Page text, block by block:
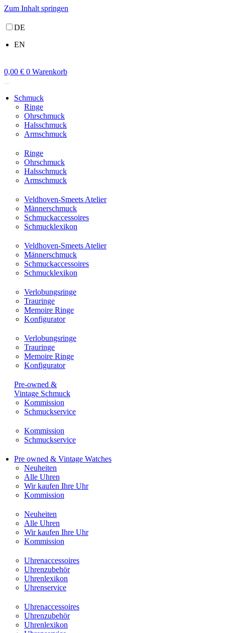
Zum Inhalt springen
DE
EN
0,00 € 0 Warenkorb
Schmuck
Ringe
Ohrschmuck
Halsschmuck
Armschmuck
Ringe
Ohrschmuck
Halsschmuck
Armschmuck
Veldhoven-Smeets Atelier
Männerschmuck
Schmuckaccessoires
Schmucklexikon
Veldhoven-Smeets Atelier
Männerschmuck
Schmuckaccessoires
Schmucklexikon
Verlobungsringe
Trauringe
Memoire Ringe
Konfigurator
Verlobungsringe
Trauringe
Memoire Ringe
Konfigurator
Pre-owned &
Vintage Schmuck
Kommission
Schmuckservice
Kommission
Schmuckservice
Pre owned & Vintage Watches
Neuheiten
Alle Uhren
Wir kaufen Ihre Uhr
Kommission
Neuheiten
Alle Uhren
Wir kaufen Ihre Uhr
Kommission
Uhrenaccessoires
Uhrenzubehör
Uhrenlexikon
Uhrenservice
Uhrenaccessoires
Uhrenzubehör
Uhrenlexikon